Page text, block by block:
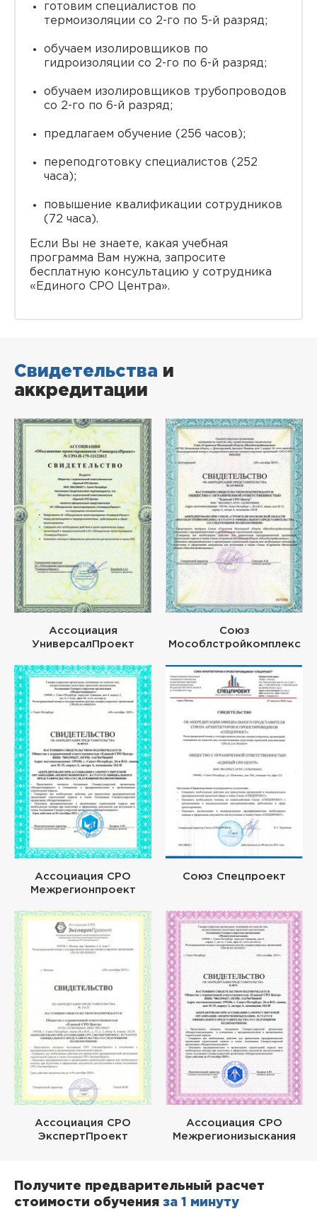
готовим специалистов по
термоизоляции со 2-го по 5-й разряд;
обучаем изолировщиков по
гидроизоляции со 2-го по 6-й разряд;
обучаем изолировщиков трубопроводов
со 2-го по 6-й разряд;
предлагаем обучение (256 часов);
переподготовку специалистов (252
часа);
повышение квалификации сотрудников
(72 часа).
Если Вы не знаете, какая учебная
программа Вам нужна, запросите
бесплатную консультацию у сотрудника
«Единого СРО Центра».
Свидетельства и
аккредитации
Ассоциация
УниверсалПроект
Союз
Мособлстройкомплекс
Ассоциация СРО
Межрегионпроект
Союз Спецпроект
Ассоциация СРО
ЭкспертПроект
Ассоциация СРО
Межрегионизыскания
Получите предварительный расчет
стоимости обучения за 1 минуту